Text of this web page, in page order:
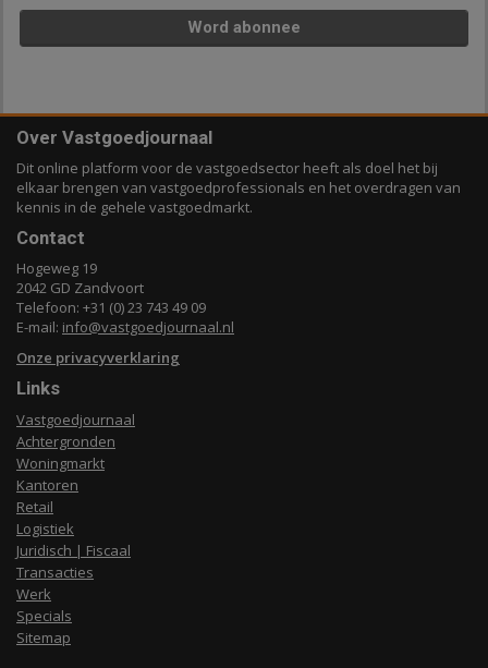
Word abonnee
Over Vastgoedjournaal
Dit online platform voor de vastgoedsector heeft als doel het bij
elkaar brengen van vastgoedprofessionals en het overdragen van
kennis in de gehele vastgoedmarkt.
Contact
Hogeweg 19
2042 GD Zandvoort
Telefoon: +31 (0) 23 743 49 09
E-mail: info@vastgoedjournaal.nl
Onze privacyverklaring
Links
Vastgoedjournaal
Achtergronden
Woningmarkt
Kantoren
Retail
Logistiek
Juridisch | Fiscaal
Transacties
Werk
Specials
Sitemap